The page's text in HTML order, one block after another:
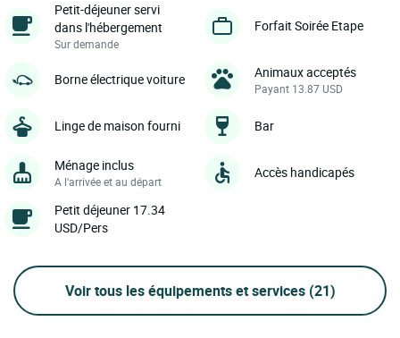
Petit-déjeuner servi
dans l'hébergement
Sur demande
Forfait Soirée Etape
Borne électrique voiture Animaux acceptés
Payant 13.87 USD
Linge de maison fourni Bar
Ménage inclus
A l'arrivée et au départ
Accès handicapés
Petit déjeuner 17.34
USD/Pers
Voir tous les équipements et services (21)